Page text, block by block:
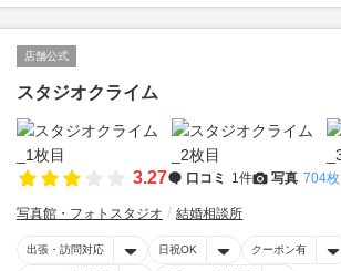
店舗公式
スタジオクライム
3.27 口コミ 1件 写真 704枚
写真館・フォトスタジオ 結婚相談所
出張・訪問対応 日祝OK クーポン有